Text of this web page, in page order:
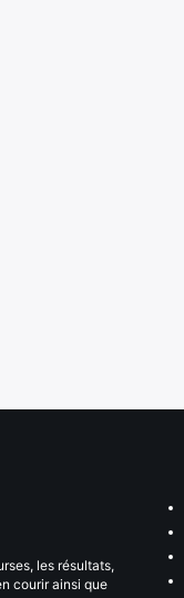
les résultats,
courir ainsi que